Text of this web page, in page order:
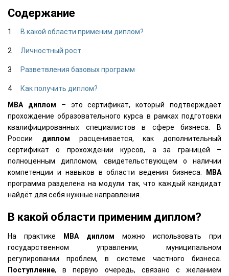
Содержание
В какой области применим диплом?
Личностный рост
Разветвления базовых программ
Как получить диплом?
MBA
диплом – это сертификат, который подтверждает
прохождение образовательного курса в рамках подготовки
квалифицированных специалистов в сфере бизнеса. В
России диплом расценивается, как дополнительный
сертификат о прохождении курсов, а за границей –
полноценным дипломом, свидетельствующем о наличии
компетенции и навыков в области ведения бизнеса.
MBA
программа разделена на модули так, что каждый кандидат
найдёт для себя нужные направления.
В какой области применим диплом?
На практике MBA диплом можно использовать при
государственном управлении, муниципальном
регулировании проблем, в системе частного бизнеса.
Поступление, в первую очередь, связано с желанием